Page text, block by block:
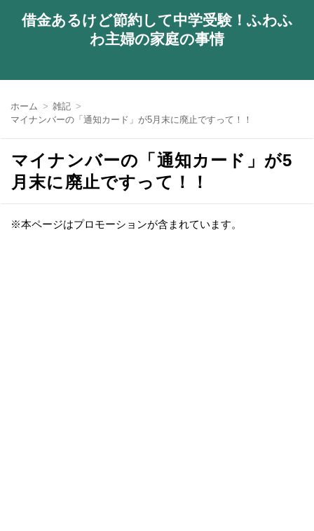
借金あるけど節約して中学受験！ふわふ
わ主婦の家庭の事情
ホーム
雑記
マイナンバーの「通知カード」が5月末に廃止ですって！！
マイナンバーの「通知カード」が5
月末に廃止ですって！！
※本ページはプロモーションが含まれています。